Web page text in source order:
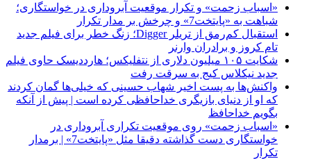
«اسباب زحمت» و تکرار موقعیت آبروداری در خواستگاری؛
شباهت به «پایتخت7» و چرخش بر مدار تکرار
استقبال کم‌رمق از تریلر Digger؛ زنگ خطر برای فیلم جدید
تام کروز و برادران وارنر
شکایت ۱۰۵ میلیون دلاری از نتفلیکس؛ هارددیسک حاوی فیلم
جدید نیکلاس کیج به سرقت رفت
واکنش‌ها به پست اخیر شهاب حسینی که خیلی‌ها گمان کردند
که او از دنیای بازیگری خداحافظی کرده است | پیش از آنکه
بگویم خداحافظ
«اسباب زحمت» روی موقعیت تکراری آبروداری در
خواستگاری دست گذاشته دقیقا مثل «پایتخت7» | برمدار
تکرار